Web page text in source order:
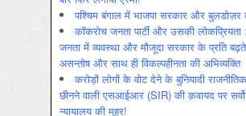
पश्चिम बंगाल में भाजपा सरकार और
कॉकरोच जनता पार्टी और उसकी लोकप्रियता
जनता में व्‍यवस्‍था और मौजूदा सरकार के प्रति
असन्‍तोष और साथ ही विकल्‍पहीनता की अभिव्‍यक्ति
करोड़ों लोगों के वोट देने के बुनियादी
छीनने वाली एसआईआर (SIR) की क़वायद पर
न्यायालय की मुहर!